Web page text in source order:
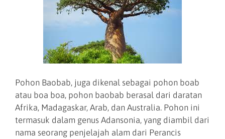
Pohon Baobab, juga dikenal sebagai pohon boab
atau boa boa, pohon baobab berasal dari daratan
Afrika, Madagaskar, Arab, dan Australia. Pohon ini
termasuk dalam genus Adansonia, yang diambil dari
nama seorang penjelajah alam dari Perancis